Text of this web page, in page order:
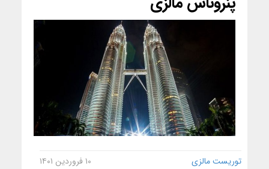
توریست مالزی ۱۰ فروردین ۱۴۰۱